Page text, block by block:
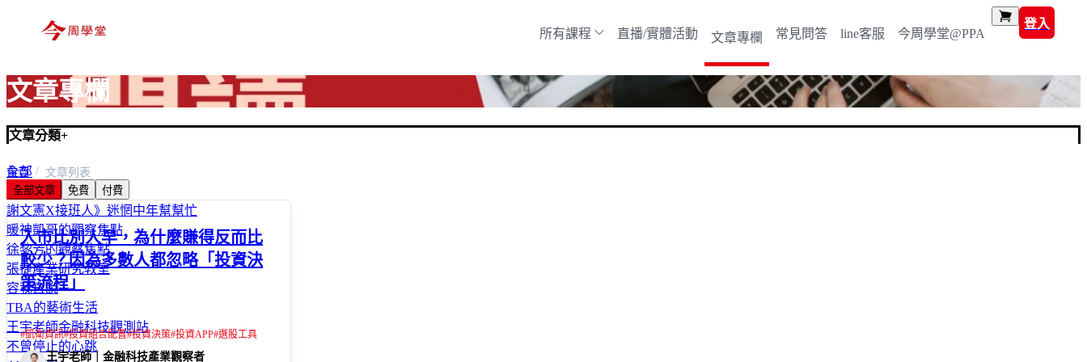
所有課程 直播/實體活動 文章專欄 常見問答 line客服 今周學堂@PPA
登入
文章專欄
文章分類+
全部
富玩家
謝文憲X接班人》迷惘中年幫幫忙
暖神凱哥的觀察焦點
徐黎芳的觀察焦點
張捷產業研究教室
容我直說
TBA的藝術生活
王宇老師金融科技觀測站
不曾停止的心跳
首頁
文章列表
全部文章
免費 付費
入市比別人早，為什麼賺得反而比
較少？因為多數人都忽略「投資決
策流程」
#凱衛資訊#投資組合配置#投資決策#投資APP#選股工具
王宇老師｜金融科技產業觀察者